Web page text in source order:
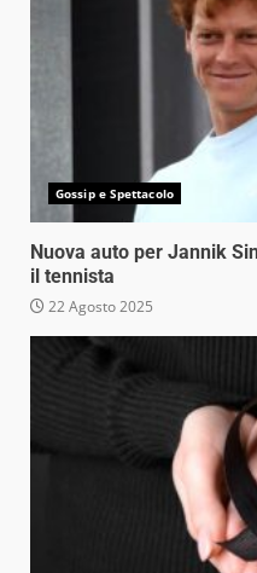
Gossip e Spettacolo
Nuova auto per Jannik
il tennista
22 Agosto 2025